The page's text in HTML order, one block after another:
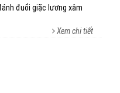
đuổi giặc lương xâm
Xem chi tiết